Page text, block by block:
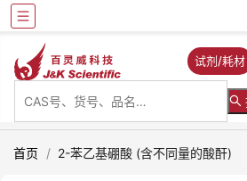
试剂/耗材
首页 / 2-苯乙基硼酸 (含不同量的酸酐)